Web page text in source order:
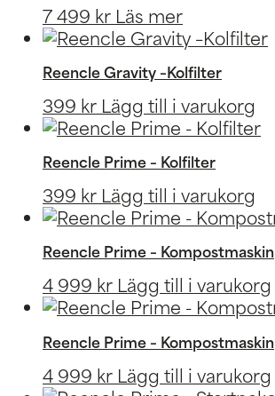
7 499 kr Läs mer
Reencle Gravity –Kolfilter
399 kr Lägg till i varukorg
Reencle Prime – Kolfilter
399 kr Lägg till i varukorg
Reencle Prime – Kompostmaskin
4 999 kr Lägg till i varukorg
Reencle Prime – Kompostmaskin
4 999 kr Lägg till i varukorg